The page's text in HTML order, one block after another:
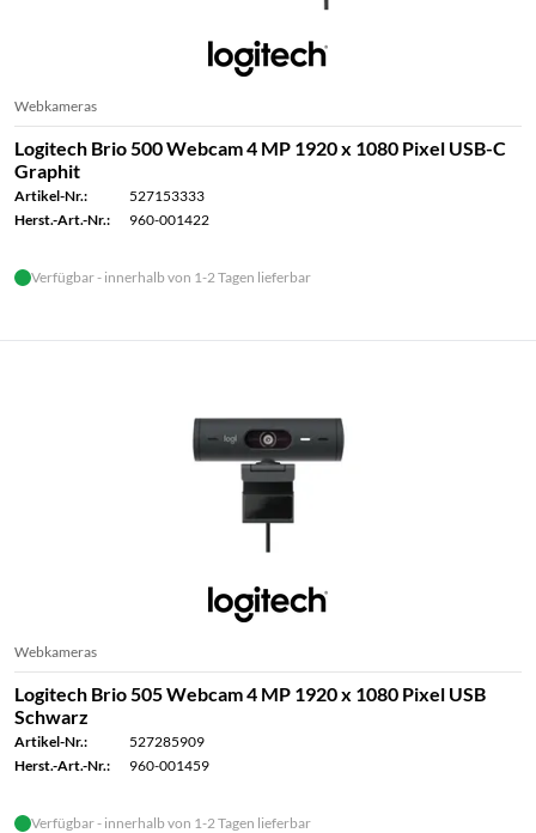
Webkameras
Logitech Brio 500 Webcam 4 MP 1920 x 1080 Pixel USB-C
Graphit
Artikel-Nr.:
527153333
Herst.-Art.-Nr.:
960-001422
Verfügbar - innerhalb von 1-2 Tagen lieferbar
Webkameras
Logitech Brio 505 Webcam 4 MP 1920 x 1080 Pixel USB
Schwarz
Artikel-Nr.:
527285909
Herst.-Art.-Nr.:
960-001459
Verfügbar - innerhalb von 1-2 Tagen lieferbar